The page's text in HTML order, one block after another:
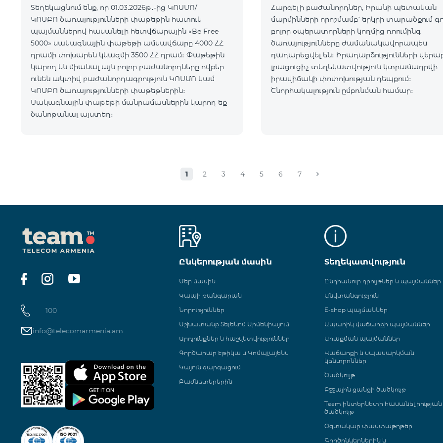
Տեղեկացնում ենք, որ 01.03.2026թ․-ից ԿՈՍՄՈ/
ԿՈՄԲՈ ծառայությունների փաթեթին հատուկ
պայմաններով հասանելի հետվճարային «Be Free
5000» սակագնային փաթեթի ամսավճարը 4000 ՀՀ
դրամի փոխարեն կկազմի 3500 ՀՀ դրամ։ Փաթեթին
կարող են միանալ այն բոլոր բաժանորդները ովքեր
ունեն ակտիվ բաժանորդագրություն ԿՈՍՄՈ կամ
ԿՈՄԲՈ ծառայությունների փաթեթներին։
Սակագնային փաթեթի մանրամասներին կարող եք
ծանոթանալ այստեղ։
Հարգելի բաժանորդներ, Իրանի պետական
մարմինների որոշմամբ՝ երկրի տարածքում
բոլոր օպերատորների կողմից ռոումինգ
ծառայությունները ժամանակավորապես
դադարեցվել են։ Իրադարձությունների
լրացուցիչ տեղեկատվություն կտրամադրվի
իրավիճակի փոփոխության դեպքում։
Շնորհակալություն ըմբռնման համար։
1 2 3 4 5 6 7
100
info@telecomarmenia.am
Ընկերության մասին
Մեր մասին
Կապի թանգարան
Նորություններ
Աշխատանք Տելեկոմ Արմենիայում
Արդյունքներ և հաշվետվություններ
Գործարար Էթիկա և Կոմպլայենս
Կայուն զարգացում
Բաժնետերերին
Տեղեկատվություն
Ընդհանուր դրույթներ և պայմաններ
Անվտանգություն
E-shop պայմաններ
Ապառիկ վաճառքի պայմաններ
Առաքման պայմաններ
Վաճառքի և սպասարկման
կենտրոններ
Ծածկույթ
Բջջային ցանցի ծածկույթ
Team ինտերնետի հասանելիության
ծածկույթ
Օգտակար փաստաթղթեր
Գործընկերներին և